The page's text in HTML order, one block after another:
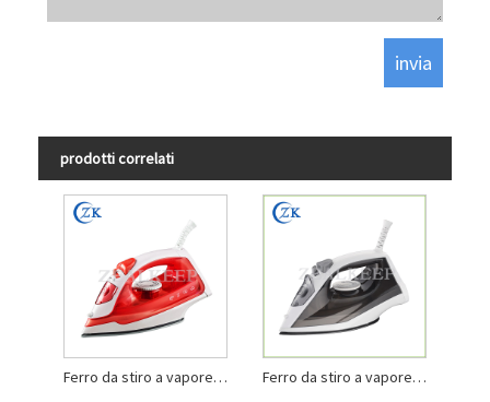
prodotti correlati
Ferro da stiro a vapore di piccole dimensioni regolabile Ferro da stiro a vapore potabile di piccole dimensioni